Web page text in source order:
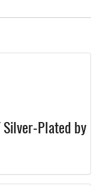
Silver-Plated by